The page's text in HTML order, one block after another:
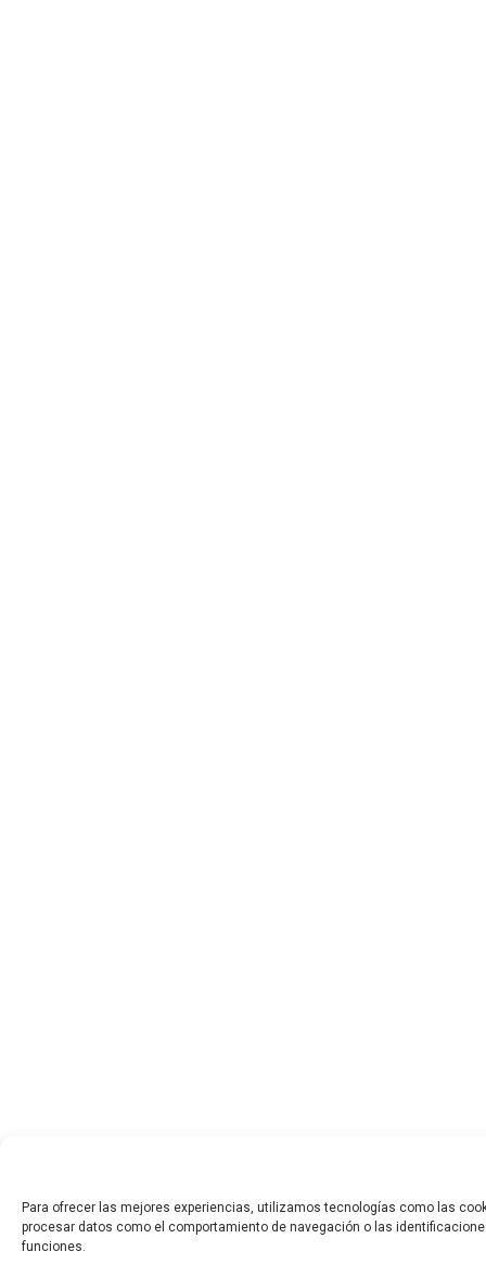
Para ofrecer las mejores experiencias, utilizamos tecnologías como las
procesar datos como el comportamiento de navegación o las
funciones.